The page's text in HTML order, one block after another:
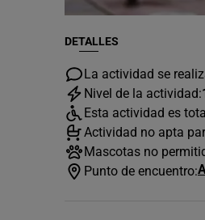
DETALLES
La actividad se
Nivel de la actividad:
Esta actividad es
Actividad no apta
Mascotas no
Punto de encuentro: